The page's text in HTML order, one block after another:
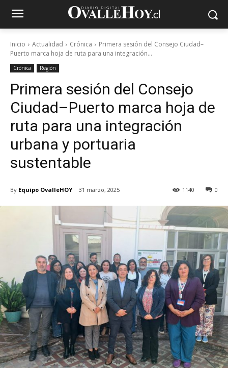
Inicio Actualidad Crónica
Primera sesión del Consejo Ciudad–
Puerto marca hoja de ruta para una integración...
Crónica Región
Primera sesión del Consejo
Ciudad–Puerto marca hoja de
ruta para una integración
urbana y portuaria
sustentable
By Equipo OvalleHOY 31 marzo, 2025 0
1140